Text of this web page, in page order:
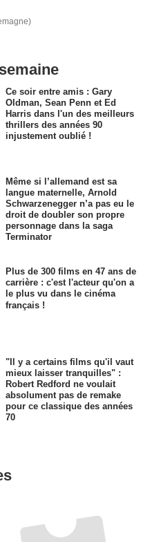
Ce soir entre amis : Gary
Oldman, Sean Penn et Ed
Harris dans l'un des meilleurs
thrillers des années 90
injustement oublié !
Même si l’allemand est sa
langue maternelle, Arnold
Schwarzenegger n’a pas eu le
droit de doubler son propre
personnage dans la saga
Terminator
Plus de 300 films en 47 ans de
carrière : c'est l'acteur qu'on a
le plus vu dans le cinéma
français !
"Il y a certains films qu'il vaut
mieux laisser tranquilles" :
Robert Redford ne voulait
absolument pas de remake
pour ce classique des années
70